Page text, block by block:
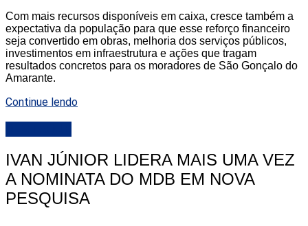
Com mais recursos disponíveis em caixa, cresce também a
expectativa da população para que esse reforço financeiro
seja convertido em obras, melhoria dos serviços públicos,
investimentos em infraestrutura e ações que tragam
resultados concretos para os moradores de São Gonçalo do
Amarante.
Continue lendo
IVAN JÚNIOR LIDERA MAIS UMA VEZ
A NOMINATA DO MDB EM NOVA
PESQUISA